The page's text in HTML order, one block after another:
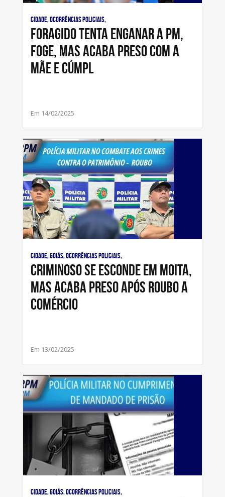
Cidade, Ocorrências Policiais,
Foragido tenta enganar a PM,
foge, mas acaba preso com a
mãe e cúmpl
Em 14/02/2025
Cidade, Goiás, Ocorrências Policiais,
Criminoso se esconde em moita,
mas acaba preso após roubo a
comércio
Em 13/02/2025
Cidade, Goiás, Ocorrências Policiais,